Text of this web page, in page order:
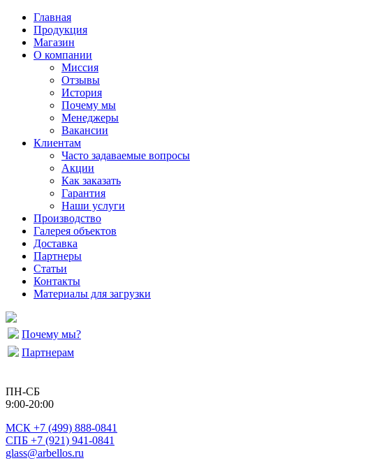
Главная
Продукция
Магазин
О компании
Миссия
Отзывы
История
Почему мы
Менеджеры
Вакансии
Клиентам
Часто задаваемые вопросы
Акции
Как заказать
Гарантия
Наши услуги
Производство
Галерея объектов
Доставка
Партнеры
Статьи
Контакты
Материалы для загрузки
Почему мы?
Партнерам
ПН-СБ
9:00-20:00
МСК +7 (499) 888-0841
СПБ +7 (921) 941-0841
glass@arbellos.ru